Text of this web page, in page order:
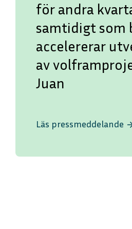
för andra
samtidigt som
accelererar
av
Juan
Läs pressmeddelande